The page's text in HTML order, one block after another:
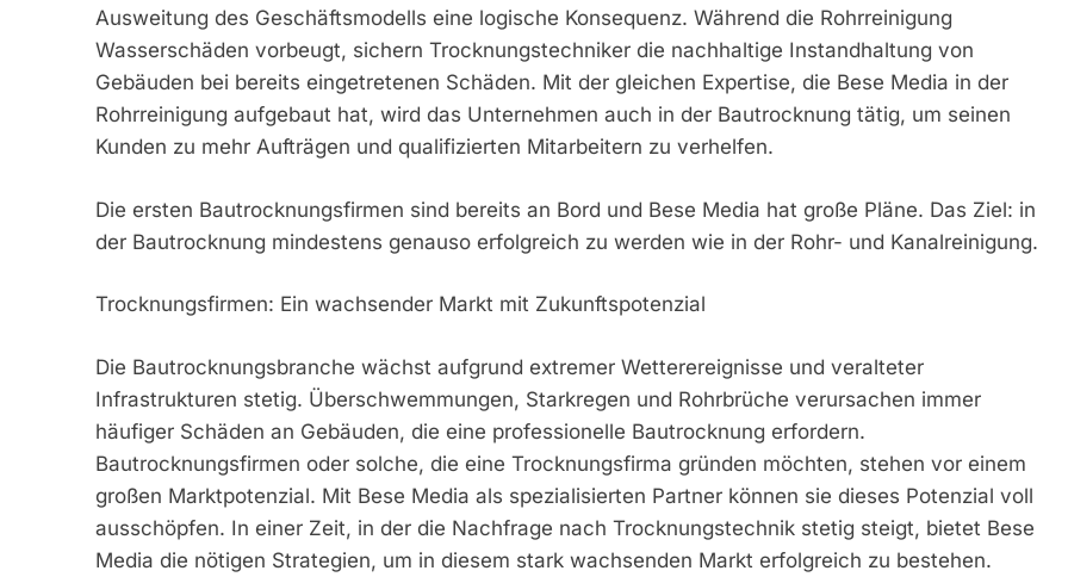
Ausweitung des Geschäftsmodells eine logische Konsequenz. Während die Rohrreinigung
Wasserschäden vorbeugt, sichern Trocknungstechniker die nachhaltige Instandhaltung von
Gebäuden bei bereits eingetretenen Schäden. Mit der gleichen Expertise, die Bese Media in der
Rohrreinigung aufgebaut hat, wird das Unternehmen auch in der Bautrocknung tätig, um seinen
Kunden zu mehr Aufträgen und qualifizierten Mitarbeitern zu verhelfen.
Die ersten Bautrocknungsfirmen sind bereits an Bord und Bese Media hat große Pläne. Das Ziel: in
der Bautrocknung mindestens genauso erfolgreich zu werden wie in der Rohr- und Kanalreinigung.
Trocknungsfirmen: Ein wachsender Markt mit Zukunftspotenzial
Die Bautrocknungsbranche wächst aufgrund extremer Wetterereignisse und veralteter
Infrastrukturen stetig. Überschwemmungen, Starkregen und Rohrbrüche verursachen immer
häufiger Schäden an Gebäuden, die eine professionelle Bautrocknung erfordern.
Bautrocknungsfirmen oder solche, die eine Trocknungsfirma gründen möchten, stehen vor einem
großen Marktpotenzial. Mit Bese Media als spezialisierten Partner können sie dieses Potenzial voll
ausschöpfen. In einer Zeit, in der die Nachfrage nach Trocknungstechnik stetig steigt, bietet Bese
Media die nötigen Strategien, um in diesem stark wachsenden Markt erfolgreich zu bestehen.